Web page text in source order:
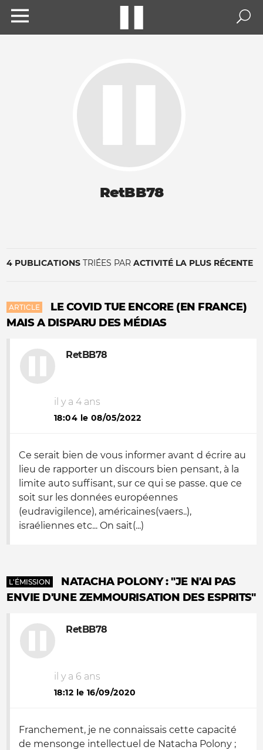
RetBB78
4 PUBLICATIONS TRIÉES PAR ACTIVITÉ LA PLUS RÉCENTE
ARTICLE
LE COVID TUE ENCORE (EN FRANCE)
MAIS A DISPARU DES MÉDIAS
RetBB78
il y a 4 ans
18:04 le 08/05/2022
Ce serait bien de vous informer avant d écrire au
lieu de rapporter un discours bien pensant, à la
limite auto suffisant, sur ce qui se passe. que ce
soit sur les données européennes
(eudravigilence), américaines(vaers..),
israéliennes etc... On sait(...)
L'ÉMISSION
NATACHA POLONY : "JE N'AI PAS
ENVIE D'UNE ZEMMOURISATION DES ESPRITS"
RetBB78
il y a 6 ans
18:12 le 16/09/2020
Franchement, je ne connaissais cette capacité
de mensonge intellectuel de Natacha Polony ;